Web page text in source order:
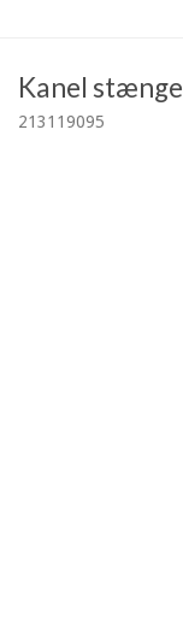
Kanel
213119095